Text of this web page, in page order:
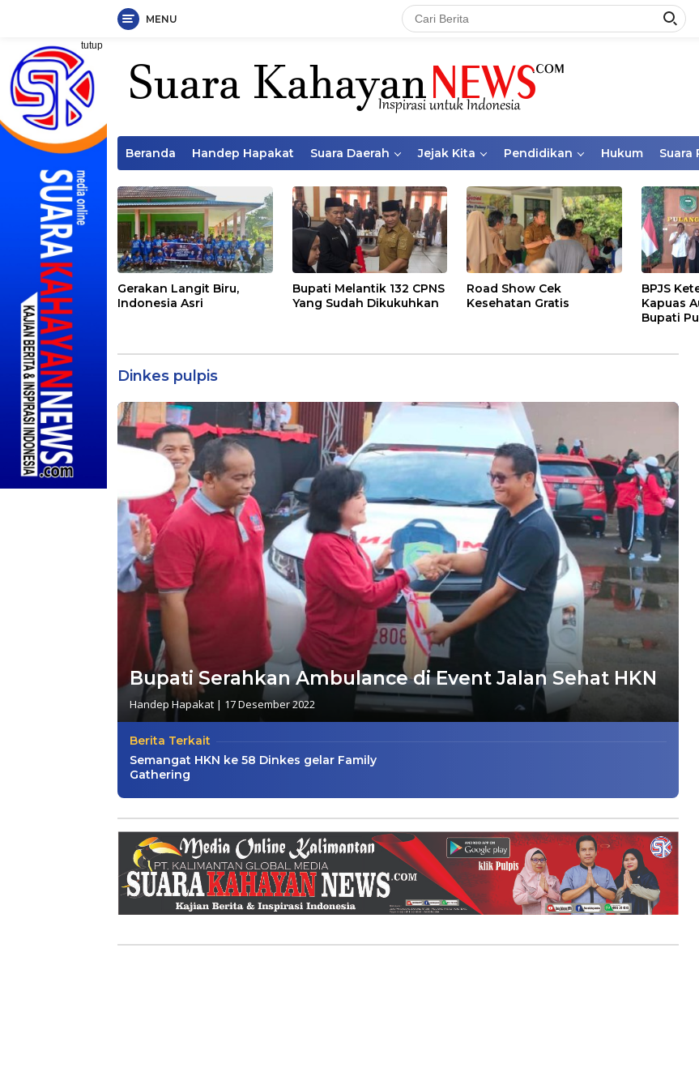
Langsung
konten
MENU
tutup
Beranda Handep Hapakat Suara Daerah Jejak Kita Pendidikan Hukum Suara
Gerakan Langit Biru,
Indonesia Asri
Bupati Melantik 132 CPNS
Yang Sudah Dikukuhkan
Road Show Cek
Kesehatan Gratis
BPJS
Kapuas
Bupati
Dinkes pulpis
Bupati Serahkan Ambulance di Event Jalan Sehat HKN
Handep Hapakat | 17 Desember 2022
Berita Terkait
Semangat HKN ke 58 Dinkes gelar Family
Gathering